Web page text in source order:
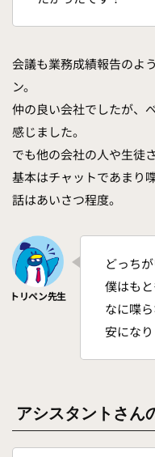
会議も業務成績報告のよ
ン。
仲の良い会社でしたが、
感じました。
でも他の会社の人や生徒
基本はチャットであまり
話はあいさつ程度。
どっち
僕はも
なに喋
安になり
アシスタントさん